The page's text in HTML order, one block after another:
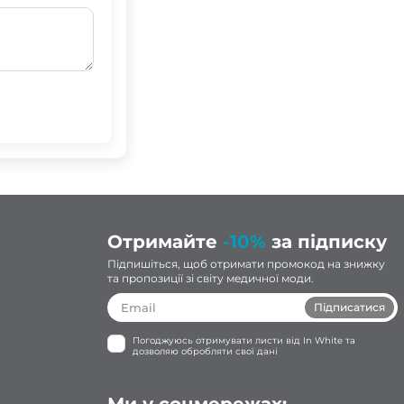
Отримайте -10% за підписку
Підпишіться, щоб отримати промокод на знижку
та пропозиції зі світу медичної моди.
Підписатися
Погоджуюсь отримувати листи від In White та
дозволяю обробляти свої дані